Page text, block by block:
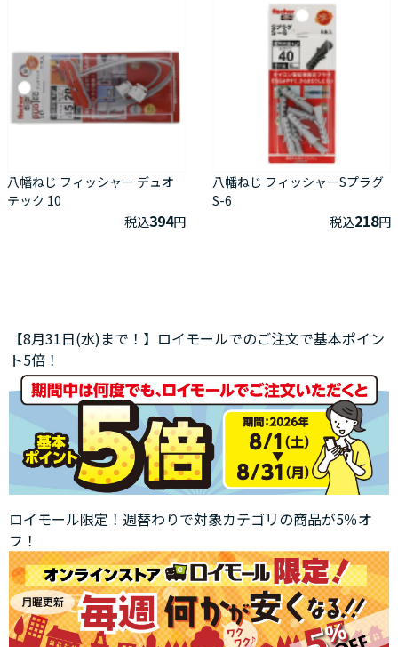
八幡ねじ フィッシャー デュオ
テック 10
税込394円
八幡ねじ フィッシャーSプラグ
S-6
税込218円
【8月31日(水)まで！】ロイモールでのご注文で基本ポイン
ト5倍！
ロイモール限定！週替わりで対象カテゴリの商品が5％オ
フ！